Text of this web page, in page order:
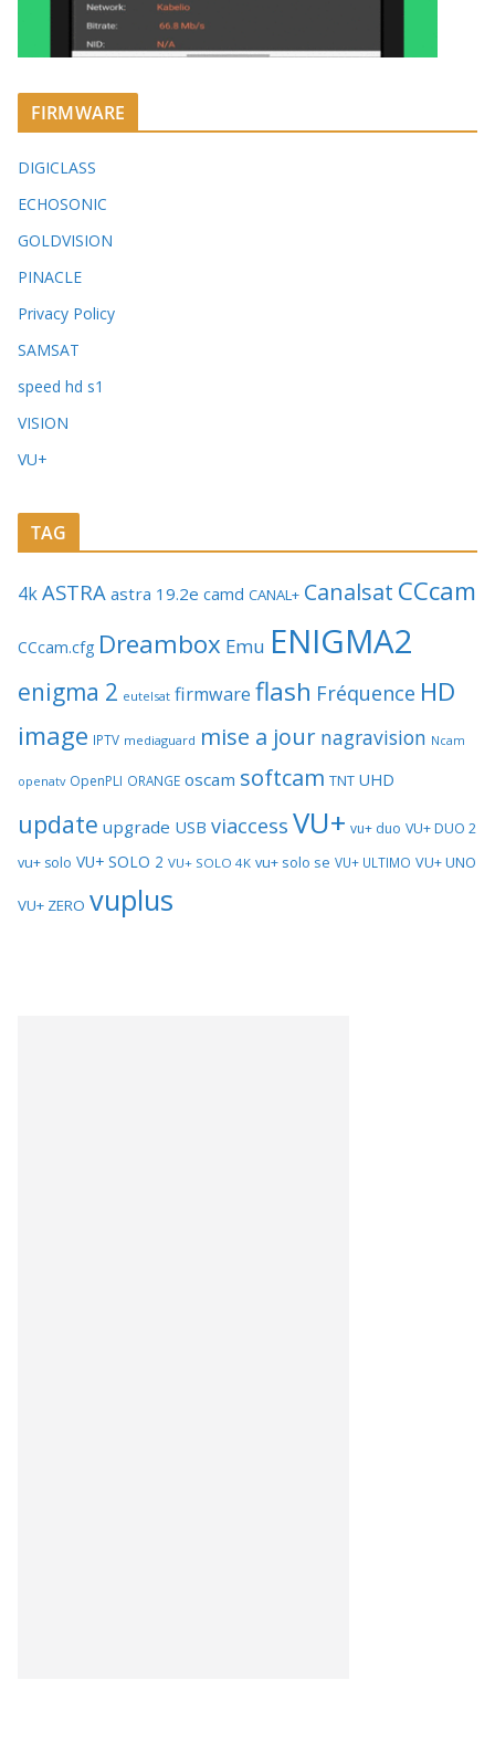
FIRMWARE
DIGICLASS
ECHOSONIC
GOLDVISION
PINACLE
Privacy Policy
SAMSAT
speed hd s1
VISION
VU+
TAG
4kASTRA astra 19.2e camd CANAL+ Canalsat CCcam
CCcam.cfg Dreambox Emu ENIGMA2
enigma 2 eutelsat firmware flash Fréquence HD
image IPTV mediaguard mise a jour nagravision Ncam
openatv OpenPLI ORANGE oscam softcam TNT UHD
update upgrade USB viaccess VU+ vu+ duo VU+ DUO 2
vu+ solo VU+ SOLO 2 VU+ SOLO 4K vu+ solo se VU+ ULTIMO VU+ UNO
VU+ ZERO vuplus